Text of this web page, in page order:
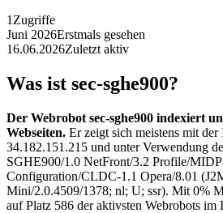
1 Zugriffe
Juni 2026Erstmals gesehen
16.06.2026Zuletzt aktiv
Was ist sec-sghe900?
Der Webrobot sec-sghe900 indexiert
Webseiten. Er zeigt sich meistens mit der
34.182.151.215 und unter Verwendung
SGHE900/1.0 NetFront/3.2 Profile/
Configuration/CLDC-1.1 Opera/8.01
Mini/2.0.4509/1378; nl; U; ssr). Mit 0%
auf Platz 586 der aktivsten Webrobots im